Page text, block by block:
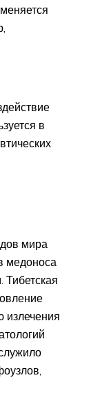
в
мира
медоноса
излечения